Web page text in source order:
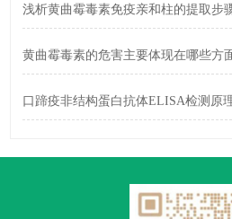
浅析黄曲霉毒素免疫亲和柱的提取步
黄曲霉毒素的危害主要体现在哪些方
口蹄疫非结构蛋白抗体ELISA检测原